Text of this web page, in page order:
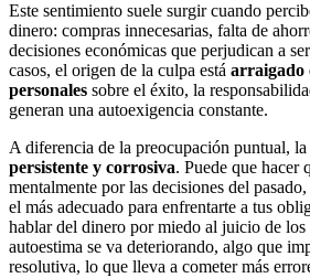
Este sentimiento suele surgir cuando
dinero: compras innecesarias, falta de
decisiones económicas que perjudican a
casos, el origen de la culpa está arraigado
personales sobre el éxito, la
generan una autoexigencia constante.
A diferencia de la preocupación puntual, la
persistente y corrosiva. Puede que hacer
mentalmente por las decisiones del
el más adecuado para enfrentarte a tus
hablar del dinero por miedo al juicio de los
autoestima se va deteriorando, algo que
resolutiva, lo que lleva a cometer más